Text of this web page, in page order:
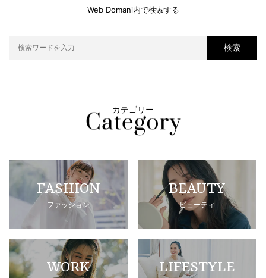
Web Domani内で検索する
検索
カテゴリー
FASHION
ファッション
BEAUTY
ビューティ
WORK LIFESTYLE